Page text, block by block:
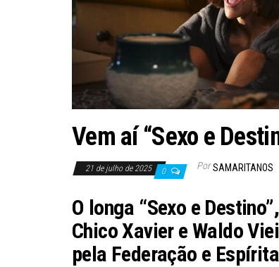
Vem aí “Sexo e
21 de julho de 2025 0 Por SAMARITANOS
O longa “Sexo e
Chico Xavier e Waldo
pela Federação e